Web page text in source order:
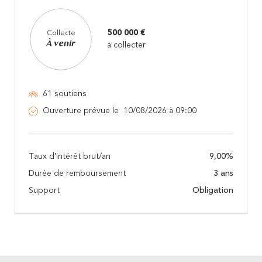
Collecte
À venir
500 000 €
à collecter
61 soutiens
Ouverture prévue le 10/08/2026 à 09:00
Taux d'intérêt brut/an 9,00%
Durée de remboursement 3 ans
Support Obligation